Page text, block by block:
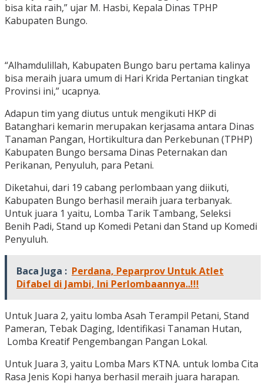
bisa kita raih,” ujar M. Hasbi, Kepala Dinas TPHP
Kabupaten Bungo.
“Alhamdulillah, Kabupaten Bungo baru pertama kalinya
bisa meraih juara umum di Hari Krida Pertanian tingkat
Provinsi ini,” ucapnya.
Adapun tim yang diutus untuk mengikuti HKP di
Batanghari kemarin merupakan kerjasama antara Dinas
Tanaman Pangan, Hortikultura dan Perkebunan (TPHP)
Kabupaten Bungo bersama Dinas Peternakan dan
Perikanan, Penyuluh, para Petani.
Diketahui, dari 19 cabang perlombaan yang diikuti,
Kabupaten Bungo berhasil meraih juara terbanyak.
Untuk juara 1 yaitu, Lomba Tarik Tambang, Seleksi
Benih Padi, Stand up Komedi Petani dan Stand up Komedi
Penyuluh.
Baca Juga : Perdana, Peparprov Untuk Atlet
Difabel di Jambi, Ini Perlombaannya..!!!
Untuk Juara 2, yaitu lomba Asah Terampil Petani, Stand
Pameran, Tebak Daging, Identifikasi Tanaman Hutan,
Lomba Kreatif Pengembangan Pangan Lokal.
Untuk Juara 3, yaitu Lomba Mars KTNA. untuk lomba Cita
Rasa Jenis Kopi hanya berhasil meraih juara harapan.